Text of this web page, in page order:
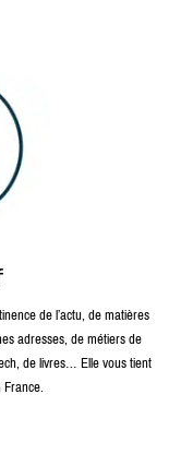
de l’actu, de matières
adresses, de métiers de
de livres… Elle vous tient